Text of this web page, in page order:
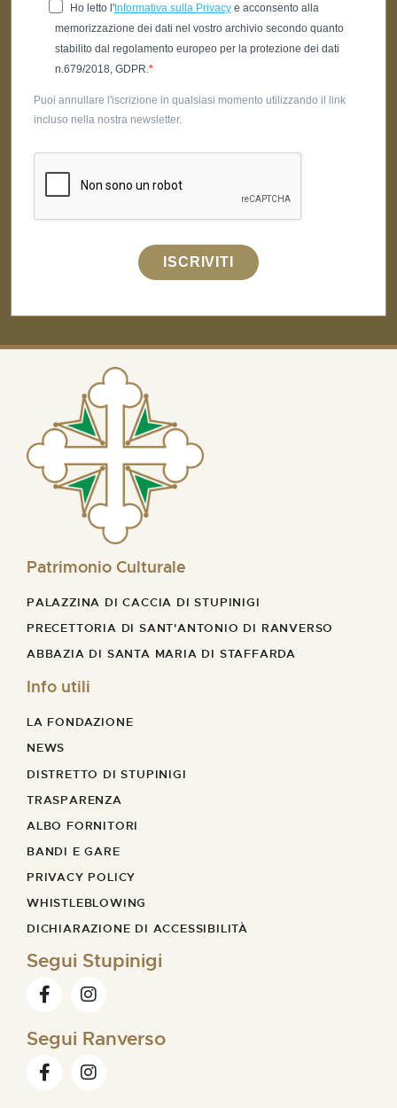
Ho letto l' Informativa sulla Privacy e acconsento alla
memorizzazione dei dati nel vostro archivio secondo quanto
stabilito dal regolamento europeo per la protezione dei dati
n.679/2018, GDPR.
Puoi annullare l'iscrizione in qualsiasi momento utilizzando il link
incluso nella nostra newsletter.
ISCRIVITI
Patrimonio Culturale
PALAZZINA DI CACCIA DI STUPINIGI
PRECETTORIA DI SANT'ANTONIO DI RANVERSO
ABBAZIA DI SANTA MARIA DI STAFFARDA
Info utili
LA FONDAZIONE
NEWS
DISTRETTO DI STUPINIGI
TRASPARENZA
ALBO FORNITORI
BANDI E GARE
PRIVACY POLICY
WHISTLEBLOWING
DICHIARAZIONE DI ACCESSIBILITÀ
Segui Stupinigi
Segui Ranverso